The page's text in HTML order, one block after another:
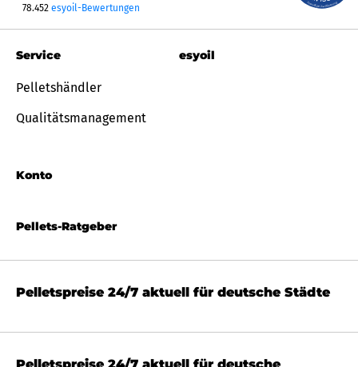
78.452 esyoil-Bewertungen
Pellets-Ratgeber
Service
Pelletshändler
Qualitätsmanagement
Konto
esyoil
Pelletspreise 24/7 aktuell für deutsche Städte